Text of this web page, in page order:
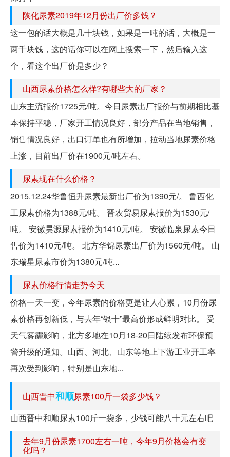
陕化尿素2019年12月份出厂价多钱？
这一包的话大概是几十块钱，如果是一吨的话，大概是一
两千块钱，这的话你可以在网上搜索一下，然后输入这
个，看这个出厂价是多少？
山西尿素价格怎么样?有哪些大的厂家？
山东主流报价1725元/吨。今日尿素出厂报价与前期相比基
本保持平稳，厂家开工情况良好，部分产品在当地销售，
销售情况良好，出口订单也有所增加，拉动当地尿素价格
上涨，目前出厂价在1900元/吨左右。
尿素现在什么价格？
2015.12.24华鲁恒升尿素最新出厂价为1390元/。 鲁西化
工尿素价格为1388元/吨。 晋农贸易尿素报价为1530元/
吨。 安徽昊源尿素报价为1410元/吨。 安徽临泉尿素今日
售价为1410元/吨。 北方华锦尿素出厂价为1560元/吨。 山
东瑞星尿素市价为1380元/吨...
尿素价格行情走势今天
价格一天一变，今年尿素的价格更是让人心累，10月份尿
素价格再创新低，与去年“银十”最高价形成鲜明对比。 受
天气雾霾影响，北方多地在10月18-20日陆续发布环保预
警升级的通知。山西、河北、山东等地上下游工业开工率
再次受到影响，特别是山东地...
山西晋中和顺尿素100斤一袋多少钱？
山西晋中和顺尿素100斤一袋多，少钱可能八十元左右吧
去年9月份尿素1700左右一吨，今年9月价格会有变
化吗？